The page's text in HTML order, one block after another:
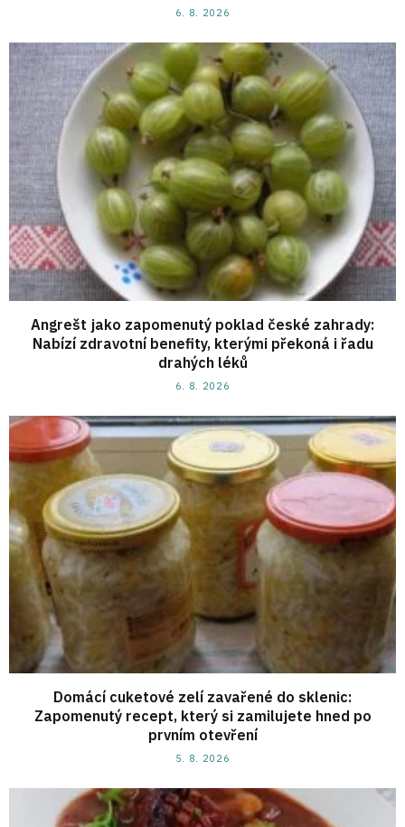
6. 8. 2026
Angrešt jako zapomenutý poklad české zahrady:
Nabízí zdravotní benefity, kterými překoná i řadu
drahých léků
6. 8. 2026
Domácí cuketové zelí zavařené do sklenic:
Zapomenutý recept, který si zamilujete hned po
prvním otevření
5. 8. 2026